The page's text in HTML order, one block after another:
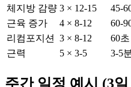
체지방 감량 3 × 12-15 45-
근육 증가
4 × 8-12 60-
리컴포지션
3 × 8-12 60초
근력
5 × 3-5 3-5
주간 일정 예시 (3